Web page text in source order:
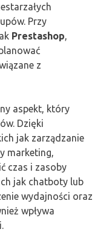
Przy
Prestashop,
z
aspekt, który
Dzięki
jak zarządzanie
marketing,
czas i zasoby
jak chatboty lub
wydajności oraz
wpływa